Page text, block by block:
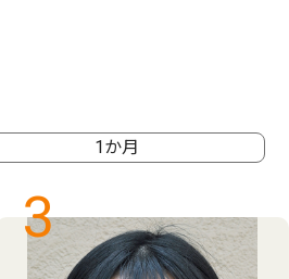
1か月
3